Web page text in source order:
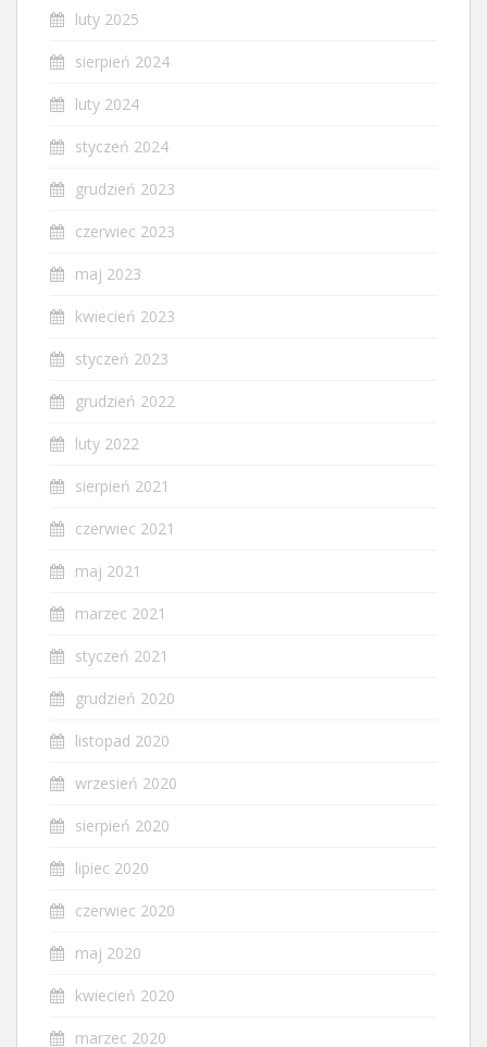
luty 2025
sierpień 2024
luty 2024
styczeń 2024
grudzień 2023
czerwiec 2023
maj 2023
kwiecień 2023
styczeń 2023
grudzień 2022
luty 2022
sierpień 2021
czerwiec 2021
maj 2021
marzec 2021
styczeń 2021
grudzień 2020
listopad 2020
wrzesień 2020
sierpień 2020
lipiec 2020
czerwiec 2020
maj 2020
kwiecień 2020
marzec 2020